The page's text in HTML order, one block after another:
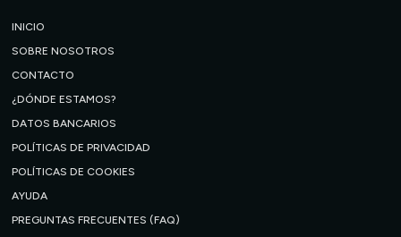
INICIO
SOBRE NOSOTROS
CONTACTO
¿DÓNDE ESTAMOS?
DATOS BANCARIOS
POLÍTICAS DE PRIVACIDAD
POLÍTICAS DE COOKIES
AYUDA
PREGUNTAS FRECUENTES (FAQ)